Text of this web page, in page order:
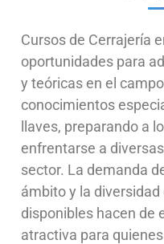
Cursos de Cerrajería
oportunidades para
y teóricas en el
conocimientos
llaves, preparando a
enfrentarse a
sector. La demanda
ámbito y la
disponibles hacen de
atractiva para